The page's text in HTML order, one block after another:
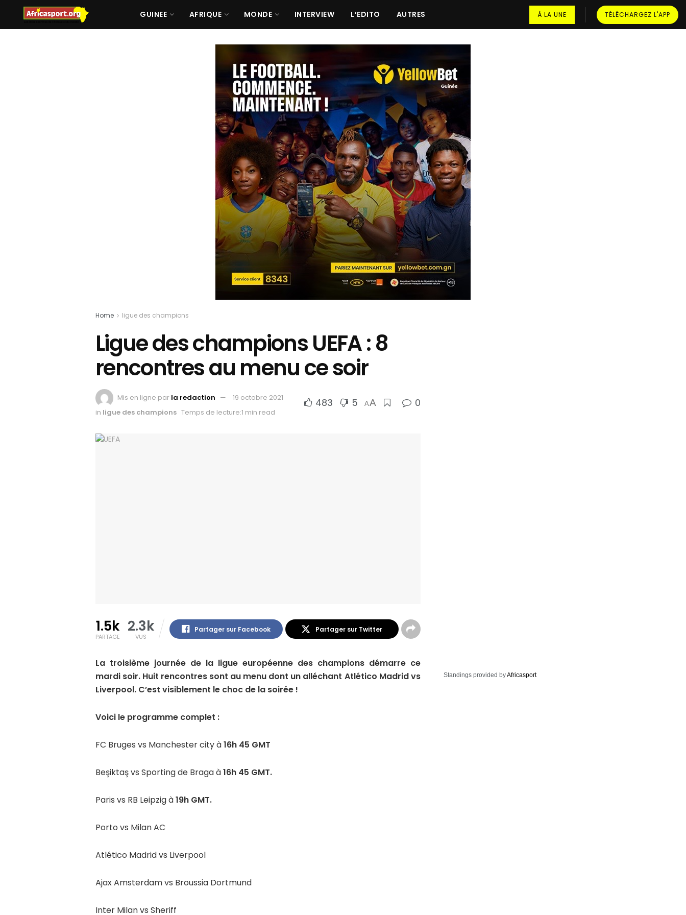
GUINEE AFRIQUE MONDE INTERVIEW L’EDITO AUTRES À LA UNE TÉLÉCHARGEZ L'APP
Home ligue des champions
Ligue des champions UEFA : 8
rencontres au menu ce soir
Mis en ligne par la redaction
19 octobre 2021
in ligue des champions Temps de lecture:1 min read
483 5 AA 0
1.5k
PARTAGE
2.3k
VUS
Partager sur Facebook Partager sur Twitter
La troisième journée de la ligue européenne des champions démarre ce
mardi soir. Huit rencontres sont au menu dont un alléchant Atlético Madrid vs
Liverpool. C’est visiblement le choc de la soirée !
Voici le programme complet :
FC Bruges vs Manchester city à16h 45 GMT
Beşiktaş vs Sporting de Braga à16h 45 GMT.
Paris vs RB Leipzig à19h GMT.
Porto vs Milan AC
Atlético Madrid vs Liverpool
Ajax Amsterdam vs Broussia Dortmund
Inter Milan vs Sheriff
Standings provided byAfricasport